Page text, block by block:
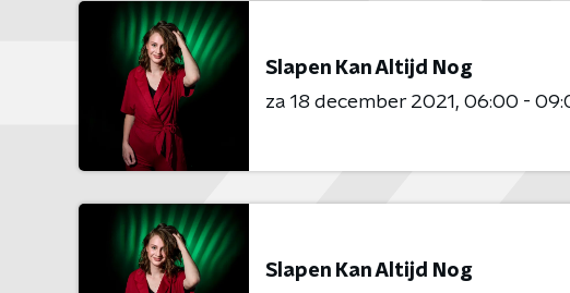
Slapen Kan Altijd Nog
za 18 december 2021
06:00 -
Slapen Kan Altijd Nog